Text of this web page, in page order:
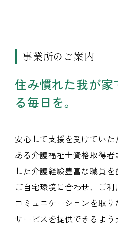
事業所のご案内
住み慣れた我が家
る毎日を。
安心して支援を受けてい
ある介護福祉士資格取得
した介護経験豊富な職員を
ご自宅環境に合わせ、ご
コミュニケーションを取
サービスを提供できるよう